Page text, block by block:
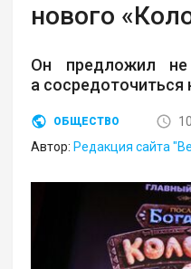
нового
Он предложил
а сосредоточиться
ОБЩЕСТВО
Автор: Редакция сайта